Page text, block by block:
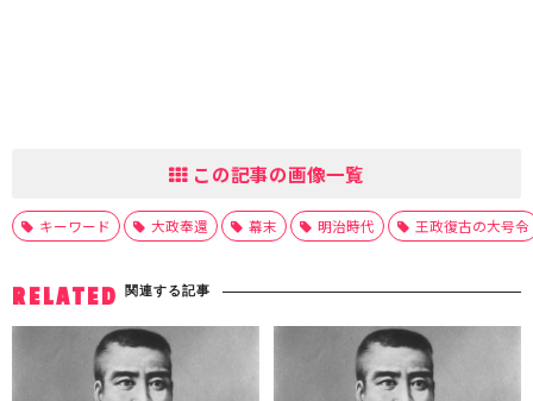
この記事の画像一覧
キーワード 大政奉還 幕末 明治時代 王政復古の大号令
RELATED 関連する記事